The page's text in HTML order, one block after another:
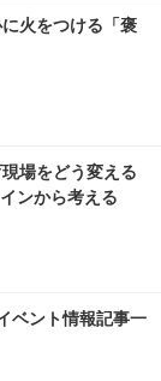
火をつける「褒
場をどう変える
ンから考える
ベント情報記事一